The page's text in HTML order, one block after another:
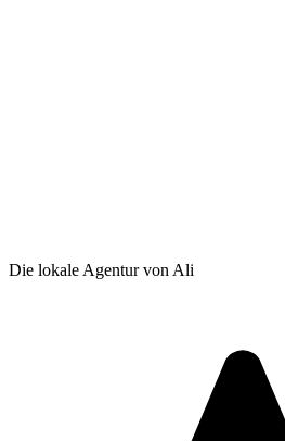
Die lokale Agentur von Ali